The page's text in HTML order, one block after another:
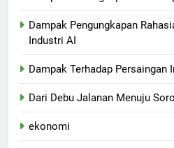
Dampak Pengungkapan
Industri AI
Dampak Terhadap Persaingan
Dari Debu Jalanan Menuju
ekonomi